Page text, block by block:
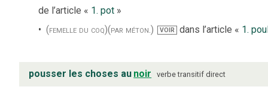
de l’article « 1. pot »
(femelle du coq)(par méton.) VOIR dans l’article « 1.
pousser les choses au noir verbe transitif direct